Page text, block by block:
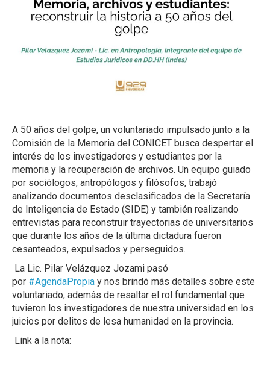
A 50 años del golpe, un voluntariado impulsado junto a la
Comisión de la Memoria del CONICET busca despertar el
interés de los investigadores y estudiantes por la
memoria y la recuperación de archivos. Un equipo guiado
por sociólogos, antropólogos y filósofos, trabajó
analizando documentos desclasificados de la Secretaría
de Inteligencia de Estado (SIDE) y también realizando
entrevistas para reconstruir trayectorias de universitarios
que durante los años de la última dictadura fueron
cesanteados, expulsados y perseguidos.
La Lic. Pilar Velázquez Jozami pasó
por #AgendaPropia y nos brindó más detalles sobre este
voluntariado, además de resaltar el rol fundamental que
tuvieron los investigadores de nuestra universidad en los
juicios por delitos de lesa humanidad en la provincia.
Link a la nota: